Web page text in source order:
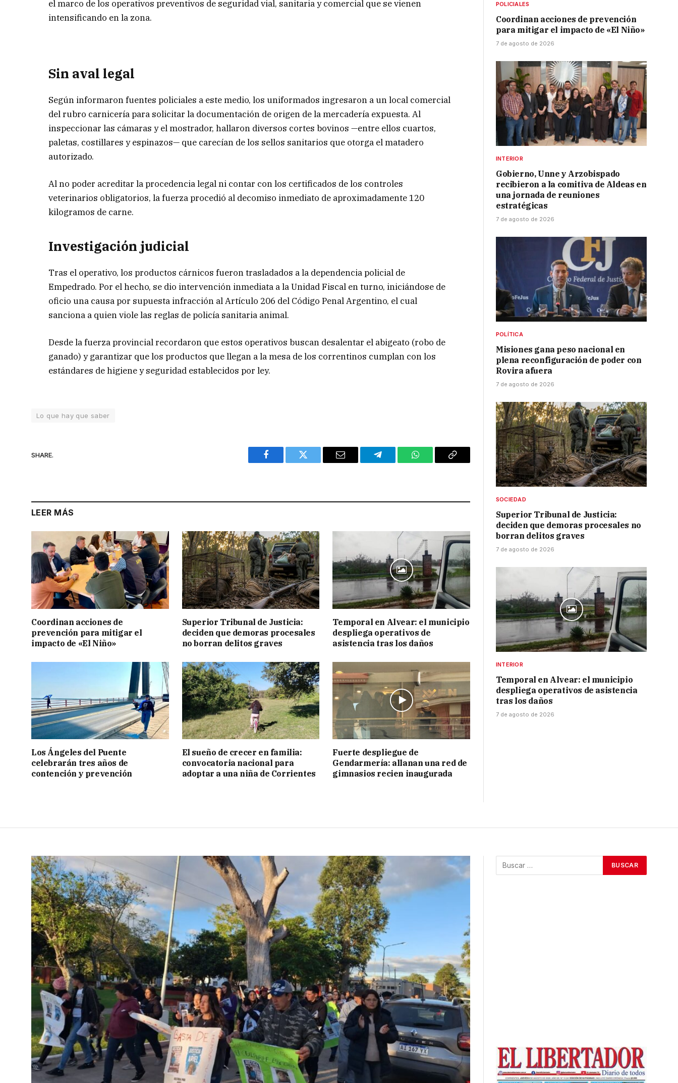
el marco de los operativos preventivos de seguridad vial, sanitaria y comercial que se vienen
intensificando en la zona.
Sin aval legal
Según informaron fuentes policiales a este medio, los uniformados ingresaron a un local comercial
del rubro carnicería para solicitar la documentación de origen de la mercadería expuesta. Al
inspeccionar las cámaras y el mostrador, hallaron diversos cortes bovinos —entre ellos cuartos,
paletas, costillares y espinazos— que carecían de los sellos sanitarios que otorga el matadero
autorizado.
Al no poder acreditar la procedencia legal ni contar con los certificados de los controles
veterinarios obligatorios, la fuerza procedió al decomiso inmediato de aproximadamente 120
kilogramos de carne.
Investigación judicial
Tras el operativo, los productos cárnicos fueron trasladados a la dependencia policial de
Empedrado. Por el hecho, se dio intervención inmediata a la Unidad Fiscal en turno, iniciándose de
oficio una causa por supuesta infracción al Artículo 206 del Código Penal Argentino, el cual
sanciona a quien viole las reglas de policía sanitaria animal.
Desde la fuerza provincial recordaron que estos operativos buscan desalentar el abigeato (robo de
ganado) y garantizar que los productos que llegan a la mesa de los correntinos cumplan con los
estándares de higiene y seguridad establecidos por ley.
Lo que hay que saber
SHARE.
Facebook Twitter Email Telegram WhatsAppCopy
LEER MÁS
Coordinan acciones de
prevención para mitigar el
impacto de «El Niño»
Superior Tribunal de Justicia:
deciden que demoras procesales
no borran delitos graves
Temporal en Alvear: el municipio
despliega operativos de
asistencia tras los daños
Los Ángeles del Puente
celebrarán tres años de
contención y prevención
El sueño de crecer en familia:
convocatoria nacional para
adoptar a una niña de Corrientes
Fuerte despliegue de
Gendarmería: allanan una red de
gimnasios recien inaugurada
POLICIALES
Coordinan acciones de prevención
para mitigar el impacto de «El Niño»
7 de agosto de 2026
INTERIOR
Gobierno, Unne y Arzobispado
recibieron a la comitiva de Aldeas en
una jornada de reuniones
estratégicas
7 de agosto de 2026
POLÍTICA
Misiones gana peso nacional en
plena reconfiguración de poder con
Rovira afuera
7 de agosto de 2026
SOCIEDAD
Superior Tribunal de Justicia:
deciden que demoras procesales no
borran delitos graves
7 de agosto de 2026
INTERIOR
Temporal en Alvear: el municipio
despliega operativos de asistencia
tras los daños
7 de agosto de 2026